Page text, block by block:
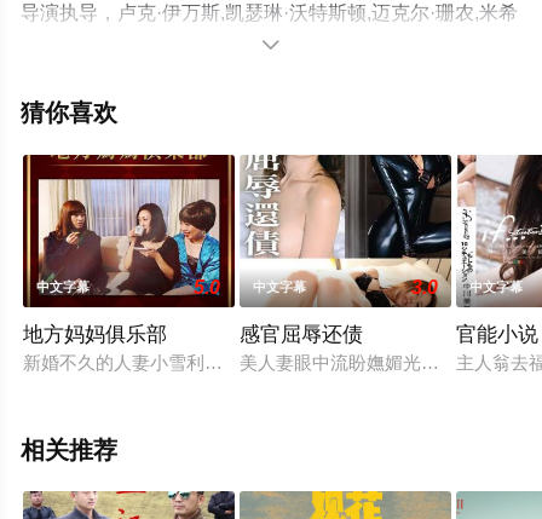
导演执导，卢克·伊万斯,凯瑟琳·沃特斯顿,迈克尔·珊农,米希
尔·赫伊斯曼,玛丽·凯·普莱斯,波·马婷,蕾切尔·威尔森,马克·奥
马休斯,金伯利·拉费里埃,朱莉·卡纳等明星演员精彩演绎的
飘花影院，更多相关信息可移步至豆瓣电影、电视猫或剧
情网等平台了解。

猜你喜欢
中文字幕 5.0
地方妈妈俱乐部
新婚不久的人妻小雪利用白天的空闲时间加入邻居太太组成的
中文字幕 3.0
感官屈辱还债
美人妻眼中流盼嫵媚光彩，粉腮微
中文字幕
官能小
主人翁去
相关推荐